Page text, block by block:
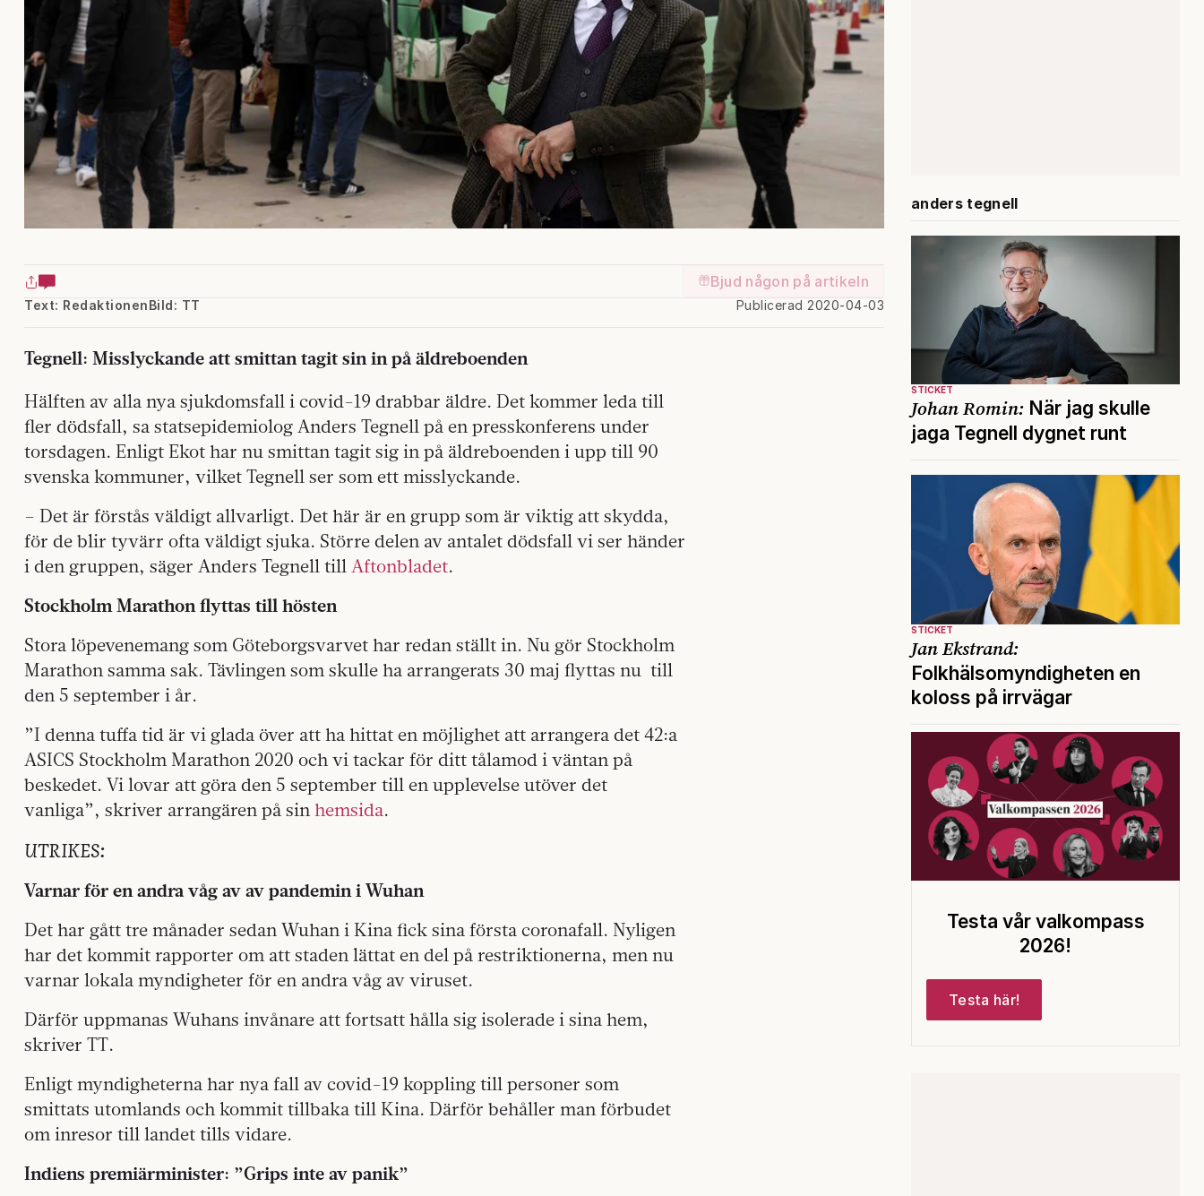
Bjud någon på artikeln
Text: Redaktionen Publicerad 2020-04-03
Bild: TT
Tegnell: Misslyckande att smittan tagit sin in på äldreboenden
Hälften av alla nya sjukdomsfall i covid-19 drabbar äldre. Det kommer leda till
fler dödsfall, sa statsepidemiolog Anders Tegnell på en presskonferens under
torsdagen. Enligt Ekot har nu smittan tagit sig in på äldreboenden i upp till 90
svenska kommuner, vilket Tegnell ser som ett misslyckande.
– Det är förstås väldigt allvarligt. Det här är en grupp som är viktig att skydda,
för de blir tyvärr ofta väldigt sjuka. Större delen av antalet dödsfall vi ser händer
i den gruppen, säger Anders Tegnell till Aftonbladet.
Stockholm Marathon flyttas till hösten
Stora löpevenemang som Göteborgsvarvet har redan ställt in. Nu gör Stockholm
Marathon samma sak. Tävlingen som skulle ha arrangerats 30 maj flyttas nu till
den 5 september i år.
”I denna tuffa tid är vi glada över att ha hittat en möjlighet att arrangera det 42:a
ASICS Stockholm Marathon 2020 och vi tackar för ditt tålamod i väntan på
beskedet. Vi lovar att göra den 5 september till en upplevelse utöver det
vanliga”, skriver arrangären på sinhemsida.
UTRIKES:
Varnar för en andra våg av av pandemin i Wuhan
Det har gått tre månader sedan Wuhan i Kina fick sina första coronafall. Nyligen
har det kommit rapporter om att staden lättat en del på restriktionerna, men nu
varnar lokala myndigheter för en andra våg av viruset.
Därför uppmanas Wuhans invånare att fortsatt hålla sig isolerade i sina hem,
skriver TT.
Enligt myndigheterna har nya fall av covid-19 koppling till personer som
smittats utomlands och kommit tillbaka till Kina. Därför behåller man förbudet
om inresor till landet tills vidare.
Indiens premiärminister: ”Grips inte av panik”
anders tegnell
STICKET
Johan Romin: När jag skulle
jaga Tegnell dygnet runt
STICKET
Jan Ekstrand:
Folkhälsomyndigheten en
koloss på irrvägar
Testa vår valkompass
2026!
Testa här!